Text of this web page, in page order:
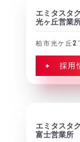
エミタスタ
光ヶ丘営業
柏市光ケ丘2
+ 採用
エミタスタ
富士営業所